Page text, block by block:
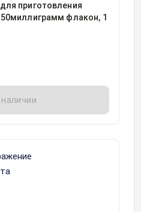
приготовления
флакон, 1
наличии